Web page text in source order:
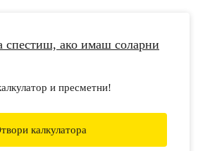
ако имаш соларни
и пресметни!
калкулатора